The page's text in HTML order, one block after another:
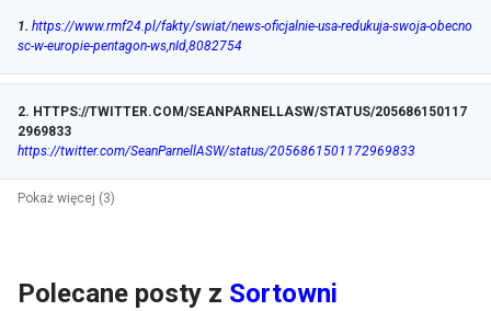
1. https://www.rmf24.pl/fakty/swiat/news-oficjalnie-usa-redukuja-swoja-obecno
sc-w-europie-pentagon-ws,nId,8082754
2. HTTPS://TWITTER.COM/SEANPARNELLASW/STATUS/205686150117
2969833
https://twitter.com/SeanParnellASW/status/2056861501172969833
Pokaż więcej (3)
Polecane posty z Sortowni